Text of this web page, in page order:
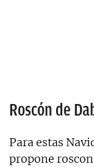
Roscón de
Para estas
propone